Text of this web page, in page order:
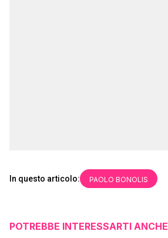
In questo articolo: PAOLO BONOLIS
POTREBBE INTERESSARTI ANCHE